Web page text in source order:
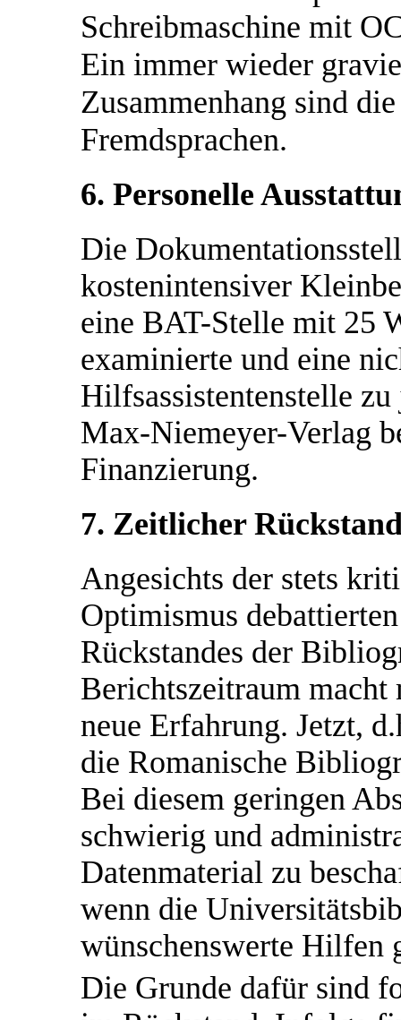
Schreibmaschine mit
Ein immer wieder
Zusammenhang sind
Fremdsprachen.
6. Personelle
Die
kostenintensiver
eine BAT-Stelle mit 25
examinierte und eine
Hilfsassistentenstelle
Max-Niemeyer-Verlag
Finanzierung.
7. Zeitlicher
Angesichts der stets
Optimismus
Rückstandes der
Berichtszeitraum
neue Erfahrung. Jetzt,
die Romanische
Bei diesem geringen
schwierig und
Datenmaterial zu
wenn die
wünschenswerte Hilfen
Die Grunde dafür sind